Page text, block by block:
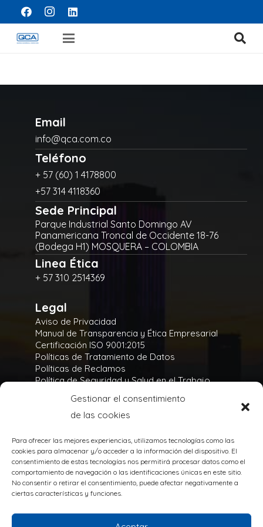
Gestionar el consentimiento
de las cookies
Para ofrecer las mejores experiencias, utilizamos tecnologías como las
cookies para almacenar y/o acceder a la información del dispositivo. El
consentimiento de estas tecnologías nos permitirá procesar datos como el
comportamiento de navegación o las identificaciones únicas en este sitio.
No consentir o retirar el consentimiento, puede afectar negativamente a
ciertas características y funciones.
Email
info@qca.com.co
Teléfono
+ 57 (60) 1 4178800
+57 314 4118360
Sede Principal
Parque Industrial Santo Domingo AV
Panamericana Troncal de Occidente 18-76
(Bodega H1) MOSQUERA – COLOMBIA
Linea Ética
+ 57 310 2514369
Legal
Aviso de Privacidad
Manual de Transparencia y Ética Empresarial
Certificación ISO 9001:2015
Políticas de Tratamiento de Datos
Políticas de Reclamos
Política de Seguridad y Salud en el Trabajo
Política Ambiental
Gases Refrigerantes
TODOS LOS DERECHOS RESERVADOS
@Copyright 2020
Powered by: